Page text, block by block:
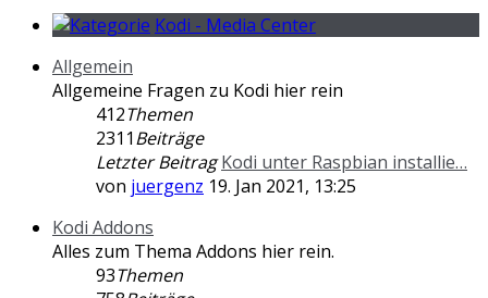
Kodi - Media Center
Allgemein
Allgemeine Fragen zu Kodi hier rein
412Themen
2311Beiträge
Letzter Beitrag Kodi unter Raspbian installie…
von juergenz 19. Jan 2021, 13:25
Kodi Addons
Alles zum Thema Addons hier rein.
93Themen